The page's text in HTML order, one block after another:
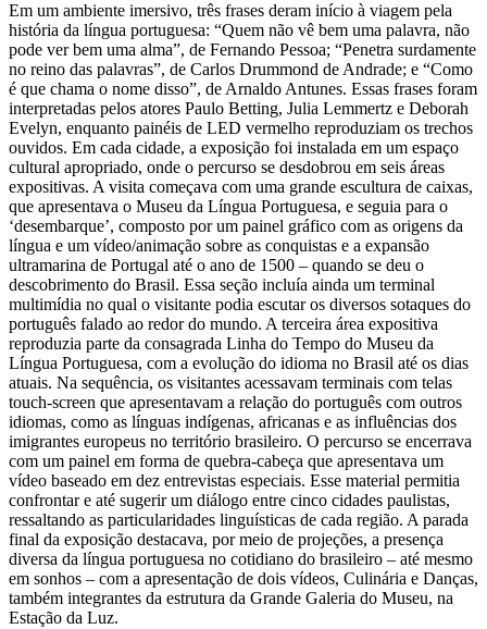
Em um ambiente imersivo, três frases deram início à viagem pela
história da língua portuguesa: “Quem não vê bem uma palavra, não
pode ver bem uma alma”, de Fernando Pessoa; “Penetra surdamente
no reino das palavras”, de Carlos Drummond de Andrade; e “Como
é que chama o nome disso”, de Arnaldo Antunes. Essas frases foram
interpretadas pelos atores Paulo Betting, Julia Lemmertz e Deborah
Evelyn, enquanto painéis de LED vermelho reproduziam os trechos
ouvidos. Em cada cidade, a exposição foi instalada em um espaço
cultural apropriado, onde o percurso se desdobrou em seis áreas
expositivas. A visita começava com uma grande escultura de caixas,
que apresentava o Museu da Língua Portuguesa, e seguia para o
‘desembarque’, composto por um painel gráfico com as origens da
língua e um vídeo/animação sobre as conquistas e a expansão
ultramarina de Portugal até o ano de 1500 – quando se deu o
descobrimento do Brasil. Essa seção incluía ainda um terminal
multimídia no qual o visitante podia escutar os diversos sotaques do
português falado ao redor do mundo. A terceira área expositiva
reproduzia parte da consagrada Linha do Tempo do Museu da
Língua Portuguesa, com a evolução do idioma no Brasil até os dias
atuais. Na sequência, os visitantes acessavam terminais com telas
touch-screen que apresentavam a relação do português com outros
idiomas, como as línguas indígenas, africanas e as influências dos
imigrantes europeus no território brasileiro. O percurso se encerrava
com um painel em forma de quebra-cabeça que apresentava um
vídeo baseado em dez entrevistas especiais. Esse material permitia
confrontar e até sugerir um diálogo entre cinco cidades paulistas,
ressaltando as particularidades linguísticas de cada região. A parada
final da exposição destacava, por meio de projeções, a presença
diversa da língua portuguesa no cotidiano do brasileiro – até mesmo
em sonhos – com a apresentação de dois vídeos, Culinária e Danças,
também integrantes da estrutura da Grande Galeria do Museu, na
Estação da Luz.